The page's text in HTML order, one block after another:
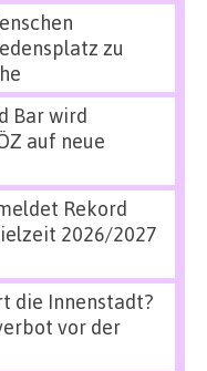
zu
Bar wird
auf neue
Rekord
2026/2027
die Innenstadt?
vor der